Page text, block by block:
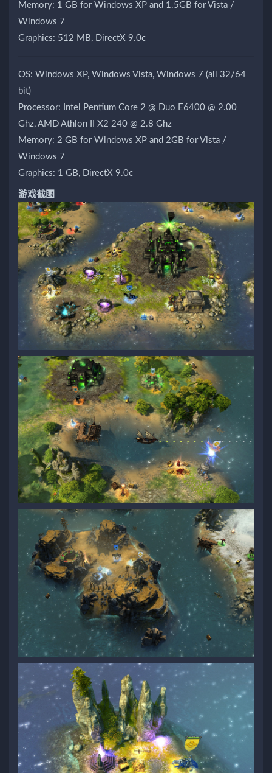
Memory: 1 GB for Windows XP and 1.5GB for Vista /
Windows 7
Graphics: 512 MB, DirectX 9.0c
OS: Windows XP, Windows Vista, Windows 7 (all 32/64
bit)
Processor: Intel Pentium Core 2 @ Duo E6400 @ 2.00
Ghz, AMD Athlon II X2 240 @ 2.8 Ghz
Memory: 2 GB for Windows XP and 2GB for Vista /
Windows 7
Graphics: 1 GB, DirectX 9.0c
游戏截图